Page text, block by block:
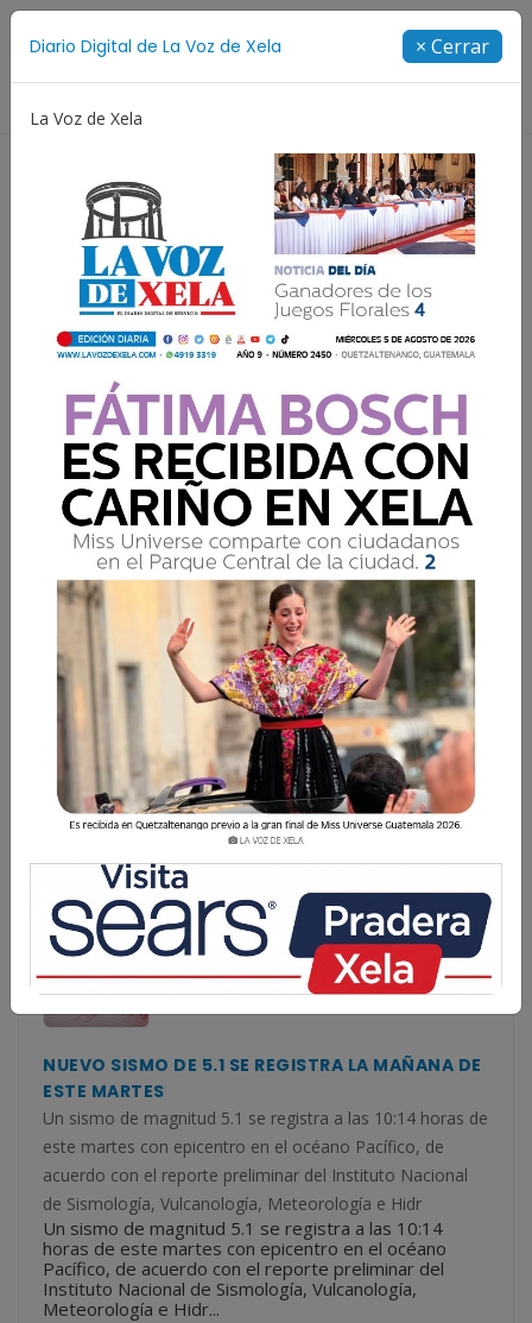
Diario Digital de La Voz de Xela × Cerrar
La Voz de Xela
Resultados para:Conred
CENIZA DEL VOLCÁN DE FUEGO PODRÍA
ALCANZAR QUETZALTENANGO
La ceniza expulsada por el volcán de Fuego podría
alcanzar el espacio aéreo de Quetzaltenango en las
próximas horas, según los modelos de dispersión del
Instituto Nacional de Sismología, Vulcanolog&i
La ceniza expulsada por el volcán de Fuego podría
alcanzar el espacio aéreo de Quetzaltenango en las
próximas horas, según los modelos de dispersión del
Instituto Nacional de Sismología, Vulcanolog&i...
NUEVO SISMO DE 5.1 SE REGISTRA LA MAÑANA DE
ESTE MARTES
Un sismo de magnitud 5.1 se registra a las 10:14 horas de
este martes con epicentro en el océano Pacífico, de
acuerdo con el reporte preliminar del Instituto Nacional
de Sismología, Vulcanología, Meteorología e Hidr
Un sismo de magnitud 5.1 se registra a las 10:14
horas de este martes con epicentro en el océano
Pacífico, de acuerdo con el reporte preliminar del
Instituto Nacional de Sismología, Vulcanología,
Meteorología e Hidr...